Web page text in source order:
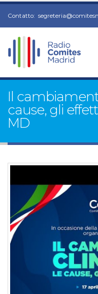
Contatto:
Il
cause, gli
MD